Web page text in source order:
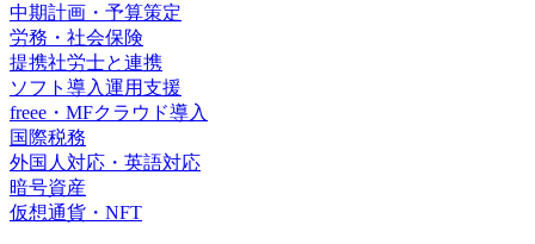
中期計画・予算策定
労務・社会保険
提携社労士と連携
ソフト導入運用支援
freee・MFクラウド導入
国際税務
外国人対応・英語対応
暗号資産
仮想通貨・NFT